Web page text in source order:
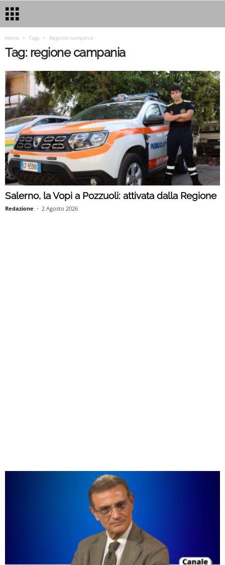
Home Tags Regione campania
Tag: regione campania
Salerno, la Vopi a Pozzuoli: attivata dalla Regione
Redazione - 2 Agosto 2026